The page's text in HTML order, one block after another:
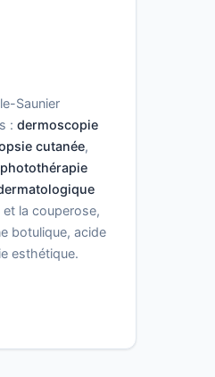
Saunier
: dermoscopie
cutanée,
photothérapie
la couperose,
botulique, acide
esthétique.